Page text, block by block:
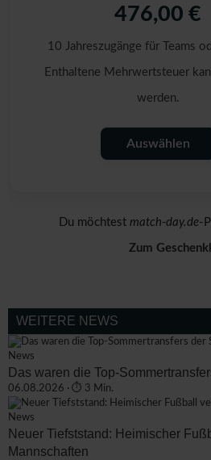
476,00 €
10 Jahreszugänge für Teams
Enthaltene Mehrwertsteuer
werden.
Auswählen
Du möchtest match-day.de-
Zum
WEITERE NEWS
News
Das waren die Top-
06.08.2026 · ⏱ 3 Min.
News
Neuer Tiefststand: Heimischer
Mannschaften